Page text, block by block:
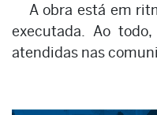
A obra está em
executada. Ao
atendidas nas